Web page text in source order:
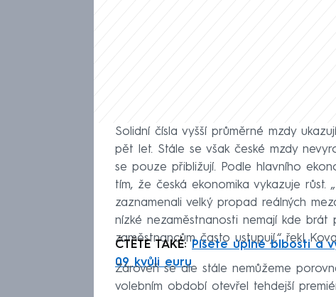
Solidní čísla vyšší průměrné mzdy
pět let. Stále se však české mzdy
se pouze přibližují. Podle hlavního
tím, že česká ekonomika vykazuje růst.
zaznamenali velký propad reálných
nízké nezaměstnanosti nemají kde
zaměstnancům často ustupují,“ řekl
ČTĚTE TAKÉ:Píšete úplné blbosti a
09 kvůli euru
Zároveň se ale stále nemůžeme
volebním období otevřel tehdejší